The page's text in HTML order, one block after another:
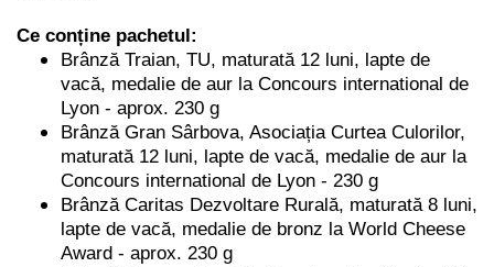
Ce conține pachetul:
Brânză Traian, TU, maturată 12 luni, lapte de
vacă, medalie de aur la Concours international de
Lyon - aprox. 230 g
Brânză Gran Sârbova, Asociația Curtea Culorilor,
maturată 12 luni, lapte de vacă, medalie de aur la
Concours international de Lyon - 230 g
Brânză Caritas Dezvoltare Rurală, maturată 8 luni,
lapte de vacă, medalie de bronz la World Cheese
Award - aprox. 230 g